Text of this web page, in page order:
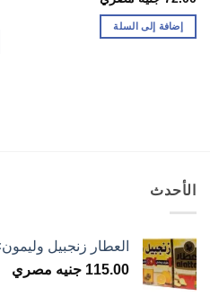
إضافة إلى السلة
الأحدث
العطار زنجبيل وليمون× 24
115.00 جنيه مصري